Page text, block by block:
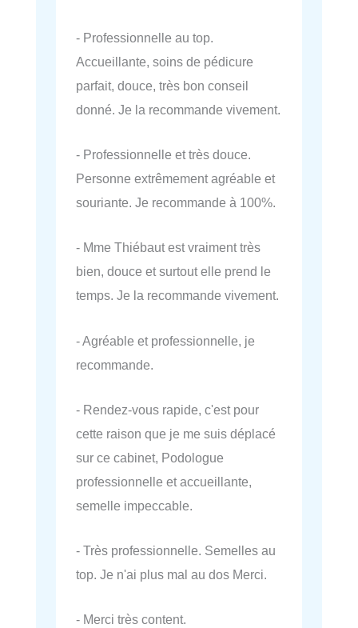
- Professionnelle au top.
Accueillante, soins de pédicure
parfait, douce, très bon conseil
donné. Je la recommande vivement.
- Professionnelle et très douce.
Personne extrêmement agréable et
souriante. Je recommande à 100%.
- Mme Thiébaut est vraiment très
bien, douce et surtout elle prend le
temps. Je la recommande vivement.
- Agréable et professionnelle, je
recommande.
- Rendez-vous rapide, c'est pour
cette raison que je me suis déplacé
sur ce cabinet, Podologue
professionnelle et accueillante,
semelle impeccable.
- Très professionnelle. Semelles au
top. Je n'ai plus mal au dos Merci.
- Merci très content.